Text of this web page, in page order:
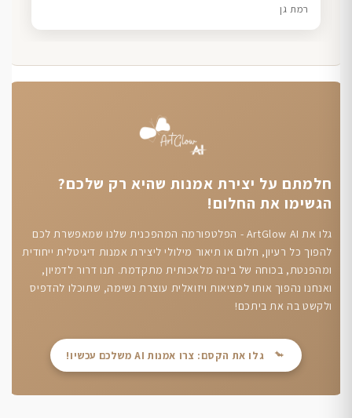
תל אביב
רמת גן
חיפה
הוד השרון
חלמתם על יצירת אמנות שהיא רק שלכם?
הגשימו את החלום!
גלו את ArtGlow AI - הפלטפורמה המהפכנית שלנו שמאפשרת לכם
להפוך כל רעיון, חלום או תיאור מילולי ליצירת אמנות דיגיטלית ייחודית
ומהפנטת, בכוחה של בינה מלאכותית מתקדמת. תנו דרור לדמיון,
ואנחנו נהפוך אותו למציאות ויזואלית עוצרת נשימה, שתוכלו להדפיס
ולקשט בה את ביתכם!
גלו את הקסם: צרו אמנות AI משלכם עכשיו!